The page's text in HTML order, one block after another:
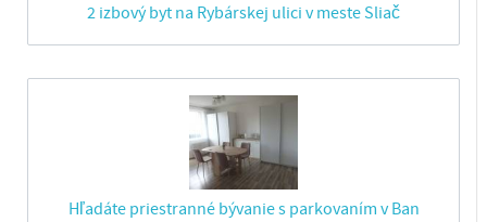
2 izbový byt na Rybárskej ulici v meste Sliač
Hľadáte priestranné bývanie s parkovaním v Ban